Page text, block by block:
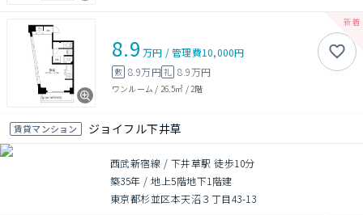
8.9 万円 /管理費10,000円
敷 8.9万円礼 8.9万円
ワンルーム / 26.5㎡ / 2階
賃貸マンション ジョイフル下井草
西武新宿線 / 下井草駅 徒歩10分
築35年 /地上5階地下1階建
東京都杉並区本天沼３丁目43-13